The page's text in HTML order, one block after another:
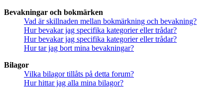
Bevakningar och bokmärken
Vad är skillnaden mellan bokmärkning och bevakning?
Hur bevakar jag specifika kategorier eller trådar?
Hur bevakar jag specifika kategorier eller trådar?
Hur tar jag bort mina bevakningar?
Bilagor
Vilka bilagor tillåts på detta forum?
Hur hittar jag alla mina bilagor?